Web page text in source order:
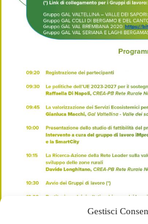
Gestisci